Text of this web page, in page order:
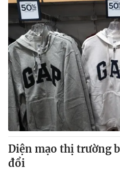
Y tế
Thế giới
Tin tức
Thế giới đó đây
Câu chuyện quốc tế
Kinh tế
Tài chính
Thị trường
Góc doanh nghiệp
Dữ liệu và đời sống
Truyền hình
Diện mạo thị trường
đổi